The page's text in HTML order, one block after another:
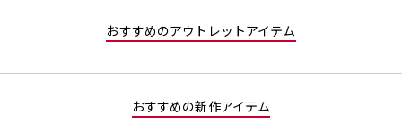
おすすめのアウトレットアイテム
おすすめの新作アイテム